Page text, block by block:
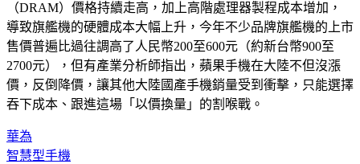
（DRAM）價格持續走高，加上高階處理器製程成本增加，
導致旗艦機的硬體成本大幅上升，今年不少品牌旗艦機的上市
售價普遍比過往調高了人民幣200至600元（約新台幣900至
2700元），但有產業分析師指出，蘋果手機在大陸不但沒漲
價，反倒降價，讓其他大陸國產手機銷量受到衝擊，只能選擇
吞下成本、跟進這場「以價換量」的割喉戰。
華為
智慧型手機